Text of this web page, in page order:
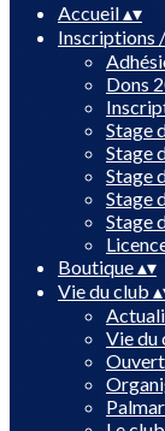
Accueil▴▾
Inscriptions
Dons
Stage
Stage
Stage
Stage
Stage
Boutique▴▾
Vie du club ▴
Vie du